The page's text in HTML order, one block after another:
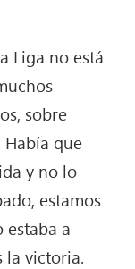
Liga no está
sobre
que
y no lo
estamos
estaba a
la victoria.